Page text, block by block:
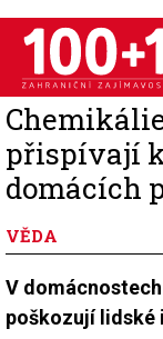
Přejít
hlavnímu
obsahu
přispívají
domácích
VĚDA
V
poškozují lidské